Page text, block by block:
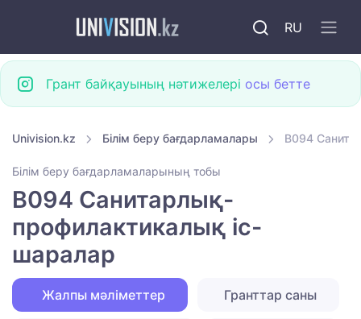
RU
Грант байқауының нәтижелері осы бетте
Univision.kz Білім беру бағдарламалары B094
Білім беру бағдарламаларының тобы
B094 Санитарлық-
профилактикалық іс-
шаралар
Жалпы мәліметтер Гранттар саны